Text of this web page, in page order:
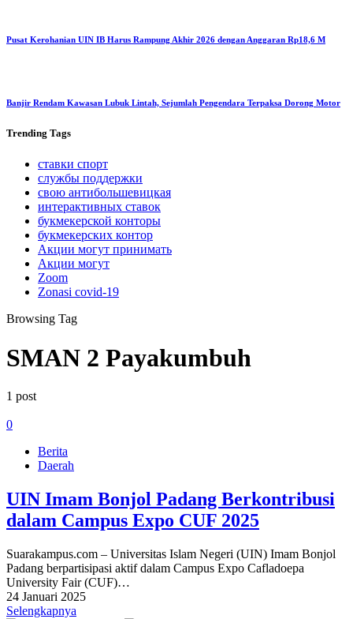
Pusat Kerohanian UIN IB Harus Rampung Akhir 2026 dengan Anggaran Rp18,6 M
Banjir Rendam Kawasan Lubuk Lintah, Sejumlah Pengendara Terpaksa Dorong Motor
Trending Tags
ставки спорт
службы поддержки
свою антибольшевицкая
интерактивных ставок
букмекерской конторы
букмекерских контор
Акции могут принимать
Акции могут
Zoom
Zonasi covid-19
Browsing Tag
SMAN 2 Payakumbuh
1 post
0
Berita
Daerah
UIN Imam Bonjol Padang Berkontribusi
dalam Campus Expo CUF 2025
Suarakampus.com – Universitas Islam Negeri (UIN) Imam Bonjol
Padang berpartisipasi aktif dalam Campus Expo Cafladoepa
University Fair (CUF)…
24 Januari 2025
Selengkapnya